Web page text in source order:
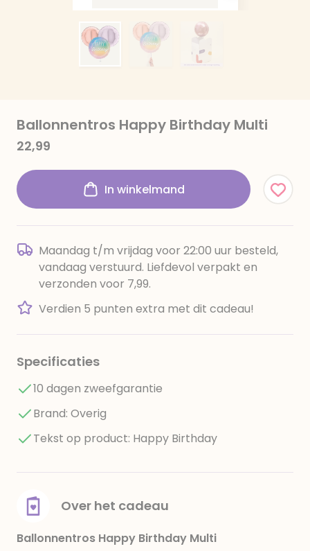
Ballonnentros Happy Birthday Multi
22,99
In winkelmand
Maandag t/m vrijdag voor 22:00 uur besteld,
vandaag verstuurd. Liefdevol verpakt en
verzonden voor 7,99.
Verdien 5 punten extra met dit cadeau!
Specificaties
10 dagen zweefgarantie
Brand: Overig
Tekst op product: Happy Birthday
Over het cadeau
Ballonnentros Happy Birthday Multi